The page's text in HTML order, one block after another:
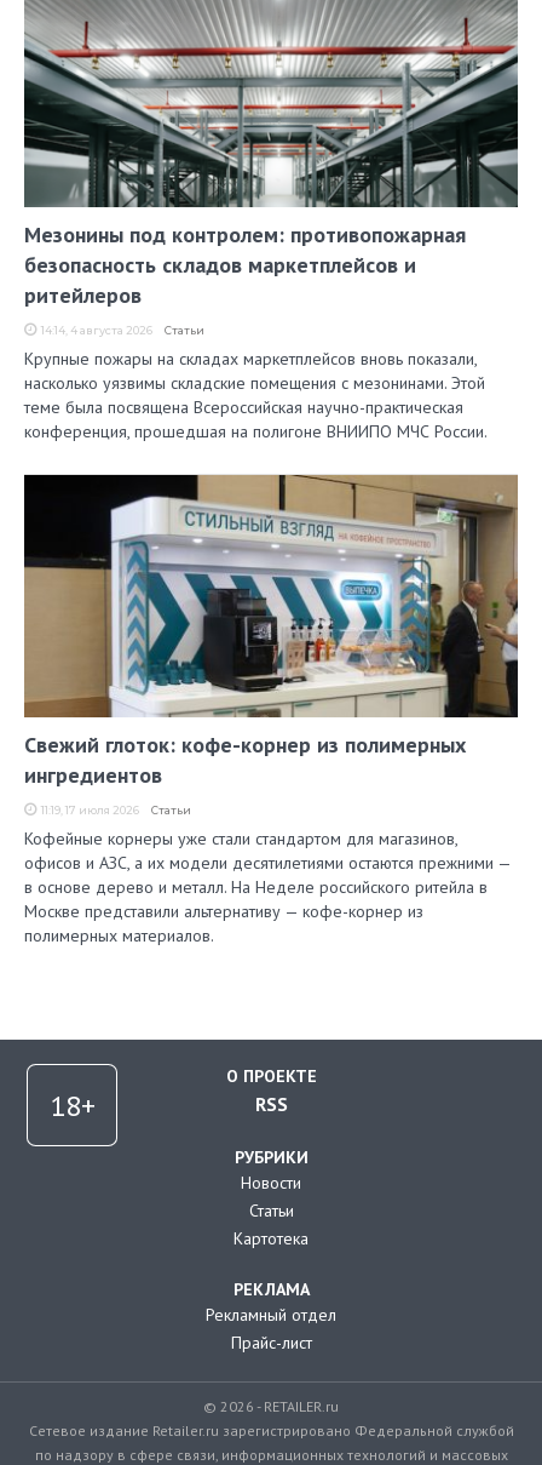
Мезонины под контролем: противопожарная
безопасность складов маркетплейсов и
ритейлеров
14:14, 4 августа 2026 Статьи
Крупные пожары на складах маркетплейсов вновь показали,
насколько уязвимы складские помещения с мезонинами. Этой
теме была посвящена Всероссийская научно-практическая
конференция, прошедшая на полигоне ВНИИПО МЧС России.
Свежий глоток: кофе-корнер из полимерных
ингредиентов
11:19, 17 июля 2026 Статьи
Кофейные корнеры уже стали стандартом для магазинов,
офисов и АЗС, а их модели десятилетиями остаются прежними —
в основе дерево и металл. На Неделе российского ритейла в
Москве представили альтернативу — кофе-корнер из
полимерных материалов.
О ПРОЕКТЕ
RSS
РУБРИКИ
Новости
Статьи
Картотека
РЕКЛАМА
Рекламный отдел
Прайс-лист
© 2026 - RETAILER.ru
Сетевое издание Retailer.ru зарегистрировано Федеральной службой
по надзору в сфере связи, информационных технологий и массовых